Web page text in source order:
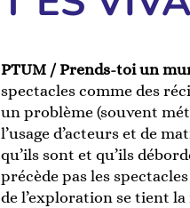
PTUM / Prends-toi un
spectacles comme des
un problème (souvent
l’usage d’acteurs et de
qu’ils sont et qu’ils
précède pas les
de l’exploration se tient